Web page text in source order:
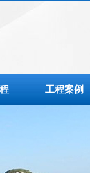
工程案例